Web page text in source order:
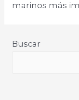
marinos más
Buscar